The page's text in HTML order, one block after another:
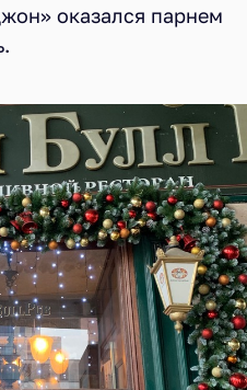
оказался парнем